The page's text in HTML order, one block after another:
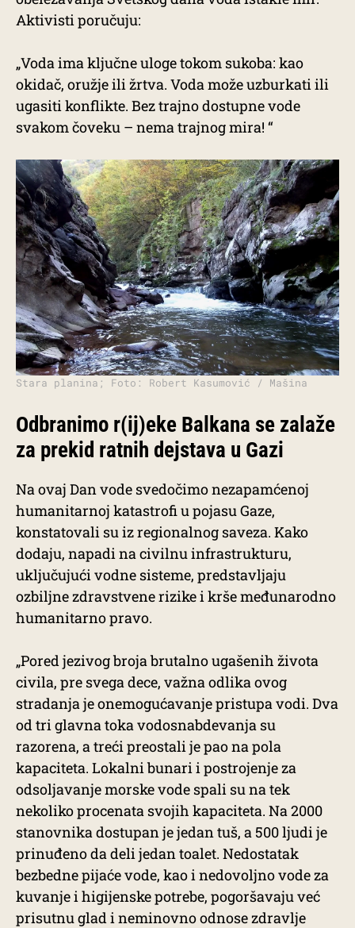
Aktivisti poručuju:
„Voda ima ključne uloge tokom sukoba: kao
okidač, oružje ili žrtva. Voda može uzburkati ili
ugasiti konflikte. Bez trajno dostupne vode
svakom čoveku – nema trajnog mira! “
Stara planina; Foto: Robert Kasumović / Mašina
Odbranimo r(ij)eke Balkana se zalaže
za prekid ratnih dejstava u Gazi
Na ovaj Dan vode svedočimo nezapamćenoj
humanitarnoj katastrofi u pojasu Gaze,
konstatovali su iz regionalnog saveza. Kako
dodaju, napadi na civilnu infrastrukturu,
uključujući vodne sisteme, predstavljaju
ozbiljne zdravstvene rizike i krše međunarodno
humanitarno pravo.
„Pored jezivog broja brutalno ugašenih života
civila, pre svega dece, važna odlika ovog
stradanja je onemogućavanje pristupa vodi. Dva
od tri glavna toka vodosnabdevanja su
razorena, a treći preostali je pao na pola
kapaciteta. Lokalni bunari i postrojenje za
odsoljavanje morske vode spali su na tek
nekoliko procenata svojih kapaciteta. Na 2000
stanovnika dostupan je jedan tuš, a 500 ljudi je
prinuđeno da deli jedan toalet. Nedostatak
bezbedne pijaće vode, kao i nedovoljno vode za
kuvanje i higijenske potrebe, pogoršavaju već
prisutnu glad i neminovno odnose zdravlje